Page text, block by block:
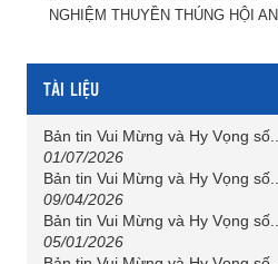
NGHIỆM THUYỀN THÚNG HỘI AN
TÀI LIỆU
Bản tin Vui Mừng và Hy Vọng số...
01/07/2026
Bản tin Vui Mừng và Hy Vọng số...
09/04/2026
Bản tin Vui Mừng và Hy Vọng số...
05/01/2026